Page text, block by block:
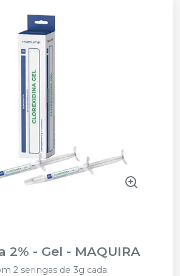
2% - Gel - MAQUIRA
2 seringas de 3g cada.